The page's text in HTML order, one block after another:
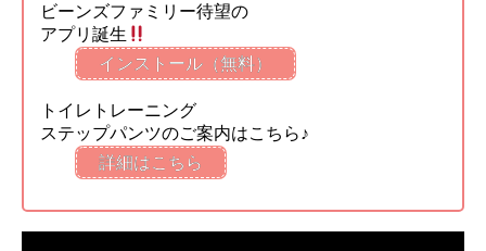
ビーンズファミリー待望の
アプリ誕生
インストール（無料）
トイレトレーニング
ステップパンツのご案内はこちら♪
詳細はこちら